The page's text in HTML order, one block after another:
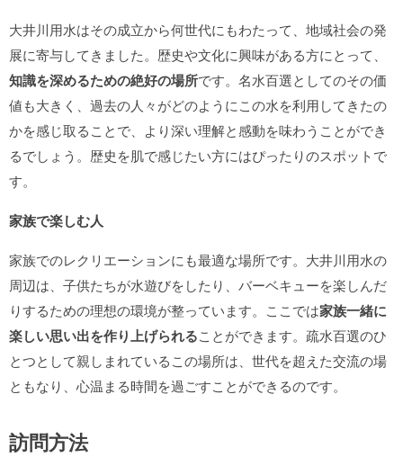
大井川用水はその成立から何世代にもわたって、地域社会の発
展に寄与してきました。歴史や文化に興味がある方にとって、
知識を深めるための絶好の場所です。名水百選としてのその価
値も大きく、過去の人々がどのようにこの水を利用してきたの
かを感じ取ることで、より深い理解と感動を味わうことができ
るでしょう。歴史を肌で感じたい方にはぴったりのスポットで
す。
家族で楽しむ人
家族でのレクリエーションにも最適な場所です。大井川用水の
周辺は、子供たちが水遊びをしたり、バーベキューを楽しんだ
りするための理想の環境が整っています。ここでは家族一緒に
楽しい思い出を作り上げられることができます。疏水百選のひ
とつとして親しまれているこの場所は、世代を超えた交流の場
ともなり、心温まる時間を過ごすことができるのです。
訪問方法